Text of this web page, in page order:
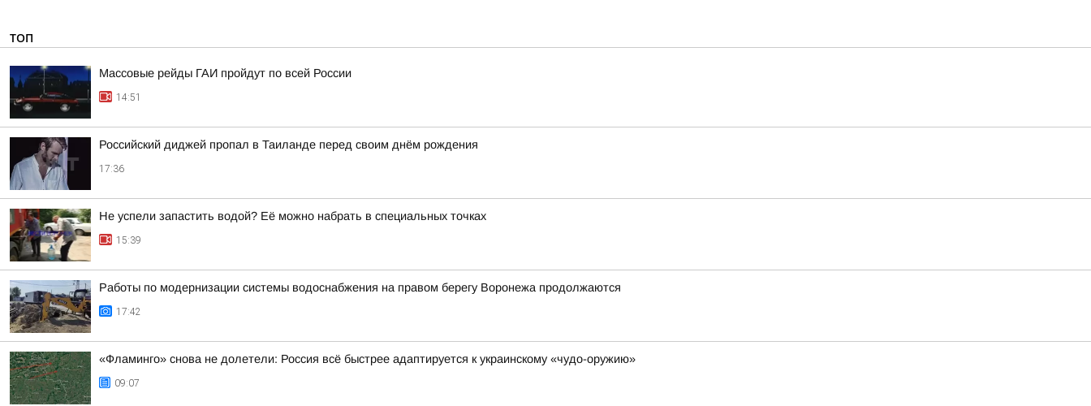
ТОП
Массовые рейды ГАИ пройдут по всей России
14:51
Российский диджей пропал в Таиланде перед своим днём рождения
17:36
Не успели запастить водой? Её можно набрать в специальных точках
15:39
Работы по модернизации системы водоснабжения на правом берегу Воронежа продолжаются
17:42
«Фламинго» снова не долетели: Россия всё быстрее адаптируется к украинскому «чудо-оружию»
09:07